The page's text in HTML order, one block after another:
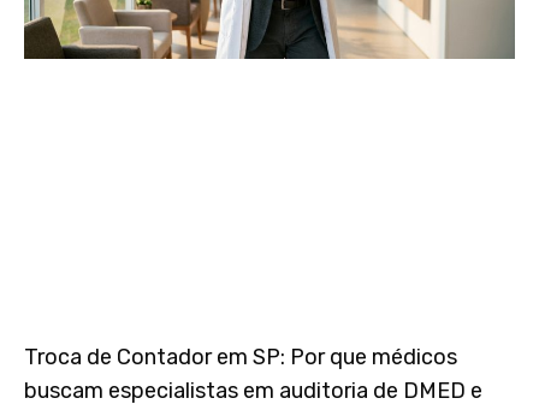
Troca de Contador em SP: Por que médicos
buscam especialistas em auditoria de DMED e